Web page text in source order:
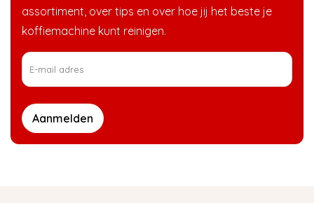
assortiment, over tips en over hoe jij het beste je
koffiemachine kunt reinigen.
Aanmelden